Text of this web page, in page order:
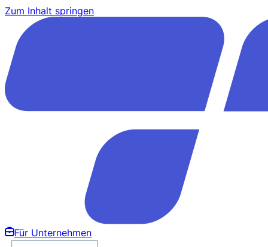
Zum Inhalt springen
Für Unternehmen